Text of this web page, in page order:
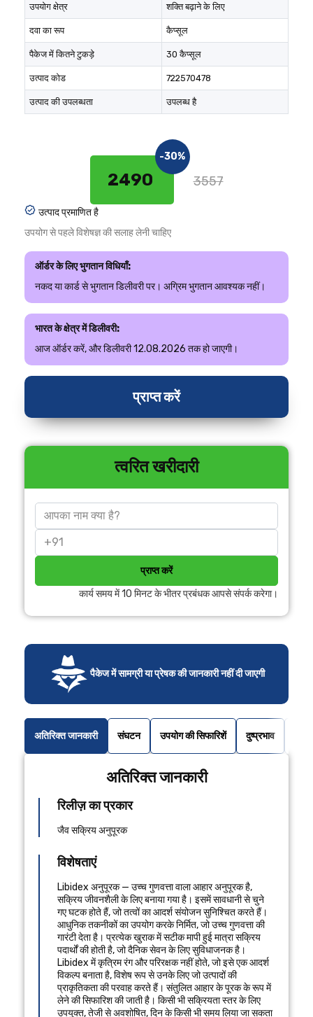
उपयोग क्षेत्र शक्ति बढ़ाने के लिए
दवा का रूप कैप्सूल
पैकेज में कितने टुकड़े 30 कैप्सूल
उत्पाद कोड 722570478
उत्पाद की उपलब्धता उपलब्ध है
2490 ₹
-30%
3557
उत्पाद प्रमाणित है
उपयोग से पहले विशेषज्ञ की सलाह लेनी चाहिए
ऑर्डर के लिए भुगतान विधियाँ:
नकद या कार्ड से भुगतान डिलीवरी पर। अग्रिम भुगतान आवश्यक नहीं।
भारत के क्षेत्र में डिलीवरी:
आज ऑर्डर करें, और डिलीवरी 12.08.2026 तक हो जाएगी।
प्राप्त करें
त्वरित खरीदारी
प्राप्त करें
कार्य समय में 10 मिनट के भीतर प्रबंधक आपसे संपर्क करेगा।
पैकेज में सामग्री या प्रेषक की जानकारी नहीं दी जाएगी
अतिरिक्त जानकारी संघटन उपयोग की सिफारिशें दुष्प्रभाव
अतिरिक्त जानकारी
रिलीज़ का प्रकार
जैव सक्रिय अनुपूरक
विशेषताएं
Libidex अनुपूरक — उच्च गुणवत्ता वाला आहार अनुपूरक है,
सक्रिय जीवनशैली के लिए बनाया गया है। इसमें सावधानी से चुने
गए घटक होते हैं, जो तत्वों का आदर्श संयोजन सुनिश्चित करते हैं।
आधुनिक तकनीकों का उपयोग करके निर्मित, जो उच्च गुणवत्ता की
गारंटी देता है। प्रत्येक खुराक में सटीक मापी हुई मात्रा सक्रिय
पदार्थों की होती है, जो दैनिक सेवन के लिए सुविधाजनक है।
Libidex में कृत्रिम रंग और परिरक्षक नहीं होते, जो इसे एक आदर्श
विकल्प बनाता है, विशेष रूप से उनके लिए जो उत्पादों की
प्राकृतिकता की परवाह करते हैं। संतुलित आहार के पूरक के रूप में
लेने की सिफारिश की जाती है। किसी भी सक्रियता स्तर के लिए
उपयुक्त, तेजी से अवशोषित, दिन के किसी भी समय लिया जा सकता